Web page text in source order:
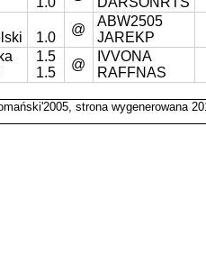
1.0
@
ABW2505
JAREKP
1.5
1.5
@
IVVONA
RAFFNAS
strona wygenerowana